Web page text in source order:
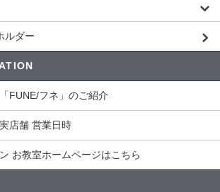
ルダー
FUNE/フネ」のご紹介
店舗 営業日時
お教室ホームページはこちら